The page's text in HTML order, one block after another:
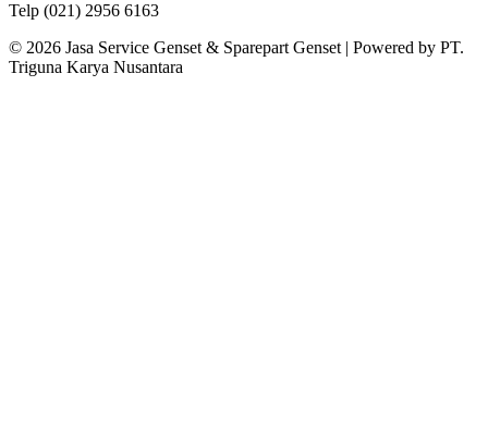
Telp (021) 2956 6163
© 2026 Jasa Service Genset & Sparepart Genset | Powered by PT.
Triguna Karya Nusantara